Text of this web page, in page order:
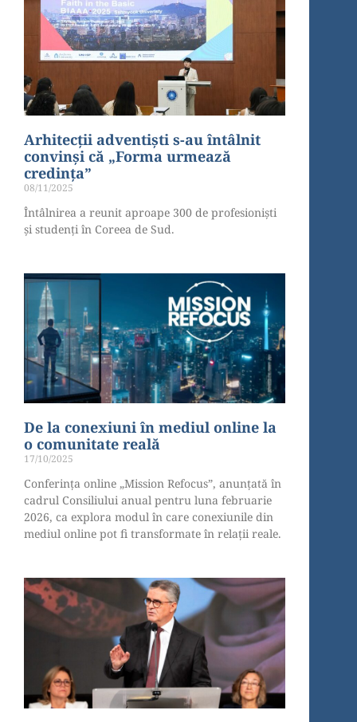
Arhitecții adventiști s-au întâlnit
convinși că „Forma urmează
credința”
08/11/2025
Întâlnirea a reunit aproape 300 de profesioniști
și studenți în Coreea de Sud.
De la conexiuni în mediul online la
o comunitate reală
17/10/2025
Conferința online „Mission Refocus”, anunțată în
cadrul Consiliului anual pentru luna februarie
2026, ca explora modul în care conexiunile din
mediul online pot fi transformate în relații reale.